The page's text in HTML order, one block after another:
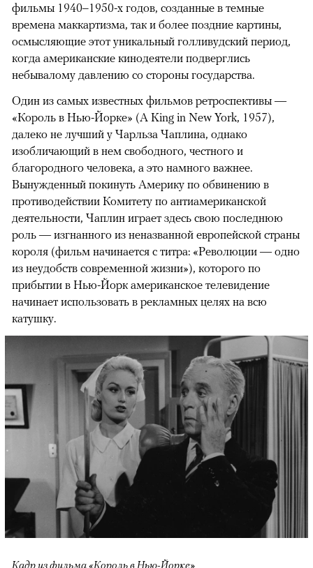
фильмы 1940–1950-х годов, созданные в темные
времена маккартизма, так и более поздние картины,
осмысляющие этот уникальный голливудский период,
когда американские кинодеятели подверглись
небывалому давлению со стороны государства.
Один из самых известных фильмов ретроспективы —
«Король в Нью-Йорке» (A King in New York, 1957),
далеко не лучший у Чарльза Чаплина, однако
изобличающий в нем свободного, честного и
благородного человека, а это намного важнее.
Вынужденный покинуть Америку по обвинению в
противодействии Комитету по антиамериканской
деятельности, Чаплин играет здесь свою последнюю
роль — изгнанного из неназванной европейской страны
короля (фильм начинается с титра: «Революции — одно
из неудобств современной жизни»), которого по
прибытии в Нью-Йорк американское телевидение
начинает использовать в рекламных целях на всю
катушку.
Кадр из фильма «Король в Нью-Йорке»